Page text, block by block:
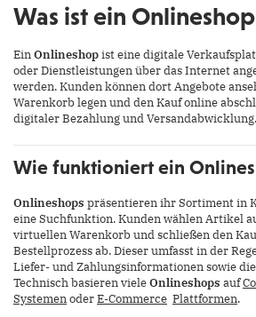
Was ist ein
EinOnlineshopist eine digitale
oder Dienstleistungen über das Internet
werden. Kunden können dort Angebote
Warenkorb legen und den Kauf online
digitaler Bezahlung und Versandabwicklung.
Wie funktioniert ein
Onlineshops präsentieren ihr Sortiment in
eine Suchfunktion. Kunden wählen Artikel
virtuellen Warenkorb und schließen den
Bestellprozess ab. Dieser umfasst in der
Liefer- und Zahlungsinformationen sowie
Technisch basieren vieleOnlineshops auf
SystemenoderE-Commerce Plattformen.